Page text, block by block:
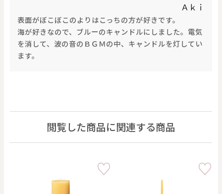
Ａｋｉ
表面がぼこぼこのよりはこっちの方が好きです。
海が好きなので、ブルーのキャンドルにしました。電気
を消して、波の音のＢＧＭの中、キャンドルを灯してい
ます。
閲覧した商品に関連する商品